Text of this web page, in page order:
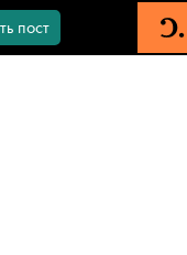
пост